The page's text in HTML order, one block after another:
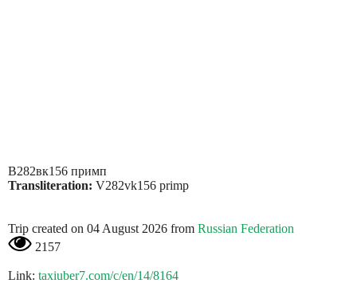
В282вк156 примп
Transliteration: V282vk156 primp
Trip created on 04 August 2026 from Russian Federation
2157
Link: taxiuber7.com/c/en/14/8164